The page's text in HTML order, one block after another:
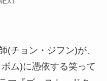
(チョン・ジフン)が、
ム)に憑依する笑って